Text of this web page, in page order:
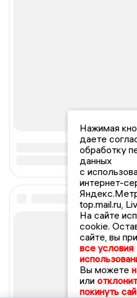
Нажимая
даете
обработку
данных
с
интернет-
top.mail.ru,
На сайте
cookie.
сайте, вы
все условия
Вы можете
или
покинуть